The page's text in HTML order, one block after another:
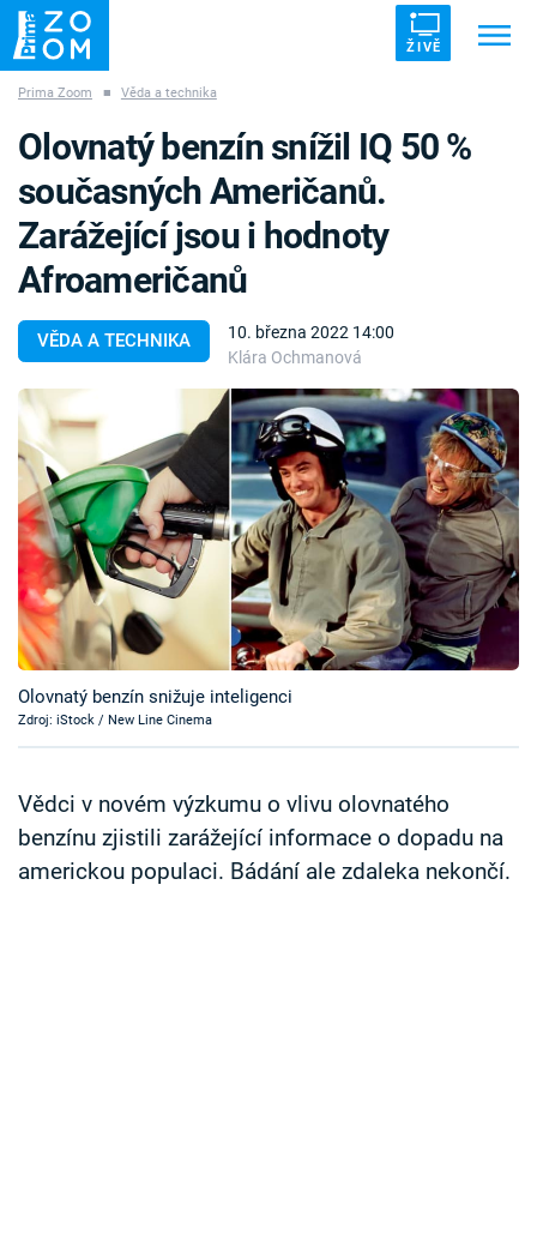
ŽIVĚ
ZÁHADY VETŘELCI DÁVNOVĚKU
Témata
Témata
Pořady
TV Program
Časopis
Sledujte prima+
Přihlášení
Prima Zoom ■ Věda a technika
VĚDA A TECHNIKA
10. března 2022 14:00
Klára Ochmanová
Olovnatý benzín snížil IQ 50 %
současných Američanů.
Zarážející jsou i hodnoty
Afroameričanů
Olovnatý benzín snižuje inteligenci
Zdroj: iStock / New Line Cinema
Vědci v novém výzkumu o vlivu olovnatého
benzínu zjistili zarážející informace o dopadu na
americkou populaci. Bádání ale zdaleka nekončí.